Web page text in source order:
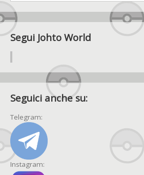
Segui Johto World
Seguici anche su:
Telegram:
Instagram: